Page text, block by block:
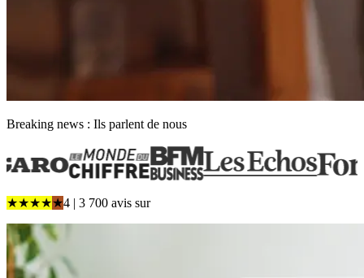
Breaking news : Ils parlent de nous
★★★★★4 | 3 700 avis sur